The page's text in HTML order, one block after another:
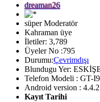
dreaman26
süper Moderatör
Kahraman üye
İletiler: 3,789
Üyeler No :795
Durumu:Çevrimdışı
Blundugu Yer:
Telefon Modeli : GT-
Android version : 4.4.2
Kayıt Tarihi